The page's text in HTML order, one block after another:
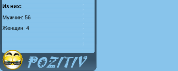
Из них:
Мужчин: 56
Женщин: 4